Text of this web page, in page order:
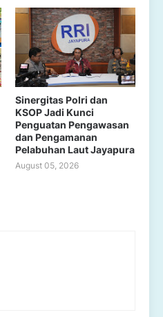
Sinergitas Polri dan
KSOP Jadi Kunci
Penguatan Pengawasan
dan Pengamanan
Pelabuhan Laut Jayapura
August 05, 2026